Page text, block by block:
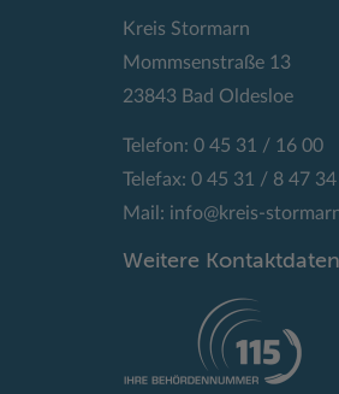
Kreis Stormarn
Mommsenstraße 13
23843 Bad Oldesloe
Telefon: 0 45 31 / 16 00
Telefax: 0 45 31 / 8 47 34
Mail: info@kreis-
Weitere Kontaktdaten